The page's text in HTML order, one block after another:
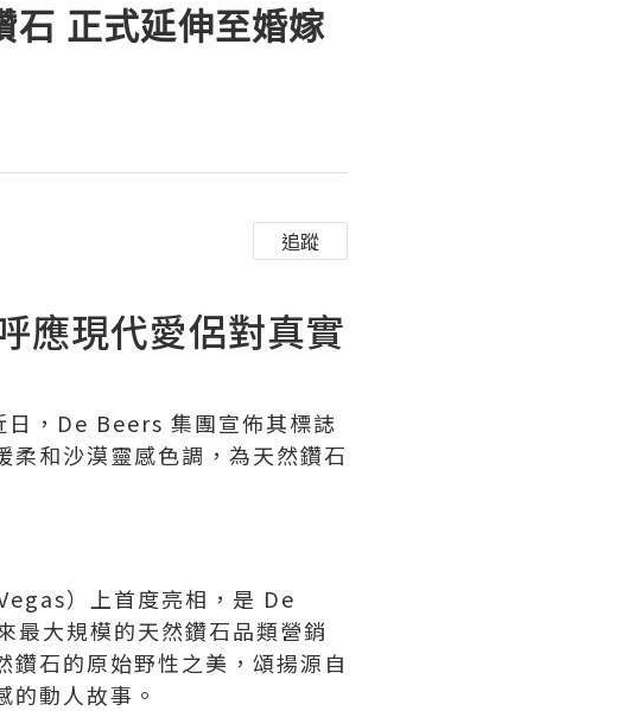
石 正式延伸至婚嫁
追蹤
應現代愛侶對真實
，De Beers 集團宣佈其標誌
和沙漠靈感色調，為天然鑽石
）上首度亮相，是 De
最大規模的天然鑽石品類營銷
石的原始野性之美，頌揚源自
動人故事。